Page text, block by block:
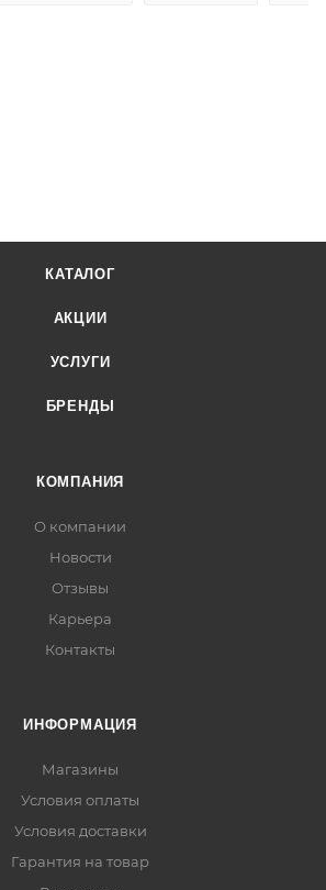
КАТАЛОГ
АКЦИИ
УСЛУГИ
БРЕНДЫ
КОМПАНИЯ
О компании
Новости
Отзывы
Карьера
Контакты
ИНФОРМАЦИЯ
Магазины
Условия оплаты
Условия доставки
Гарантия на товар